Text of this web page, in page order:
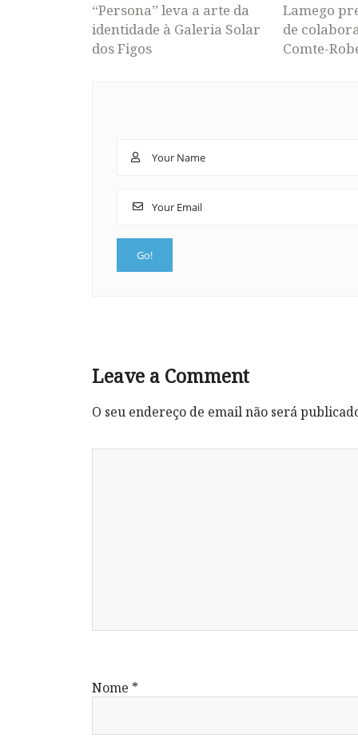
“Persona” leva a arte da
identidade à Galeria Solar
dos Figos
Lamego
de
Comte-
Leave a Comment
O seu endereço de email não será
Nome *